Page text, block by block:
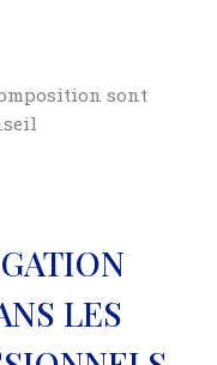
sont
LES